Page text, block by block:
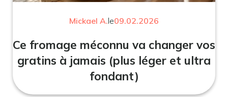
Mickael A.le09.02.2026
Ce fromage méconnu va changer vos
gratins à jamais (plus léger et ultra
fondant)